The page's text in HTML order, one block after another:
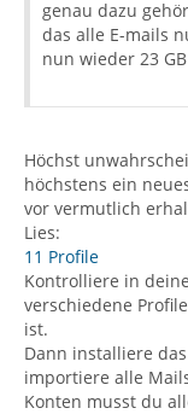
genau dazu
das alle E-mails
nun wieder 23
Höchst
höchstens ein
vor vermutlich
Lies:
11 Profile
Kontrolliere in
verschiedene
ist.
Dann installiere
importiere alle
Konten musst du